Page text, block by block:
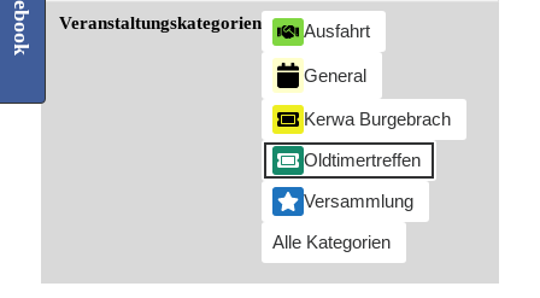
Veranstaltungskategorien Ausfahrt
General
Kerwa Burgebrach
Oldtimertreffen
Versammlung
Alle Kategorien